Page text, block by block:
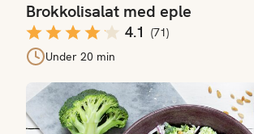
Brokkolisalat med eple
4.1 (71)
Under 20 min
Kremet brokkolisalat